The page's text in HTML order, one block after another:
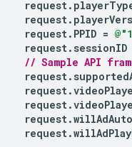
request.
request.
request. PPID =
request. sessionID
// Sample API
request.
request.
request.
request.
request.